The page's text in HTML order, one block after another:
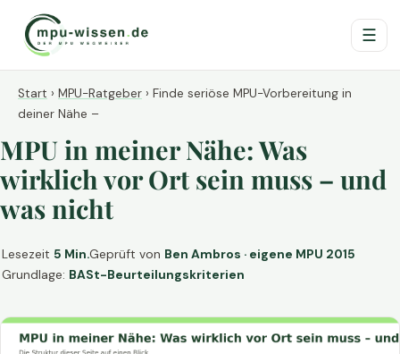
☰
Start › MPU-Ratgeber › Finde seriöse MPU-Vorbereitung in
deiner Nähe –
MPU in meiner Nähe: Was
wirklich vor Ort sein muss – und
was nicht
Lesezeit 5 Min.Geprüft von Ben Ambros · eigene MPU 2015
Grundlage: BASt-Beurteilungskriterien